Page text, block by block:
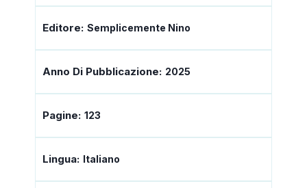
Editore: Semplicemente Nino
Anno Di Pubblicazione: 2025
Pagine: 123
Lingua: Italiano